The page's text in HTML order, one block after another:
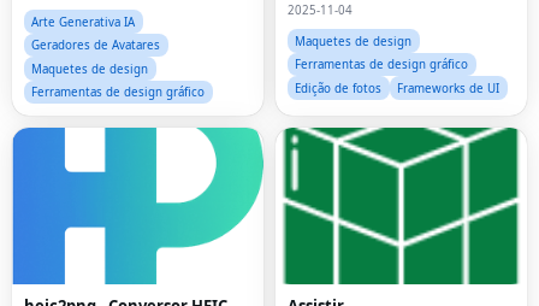
Arte Generativa IA
Geradores de Avatares
Maquetes de design
Ferramentas de design gráfico
2025-11-04
Maquetes de design
Ferramentas de design gráfico
Edição de fotos
Frameworks de UI